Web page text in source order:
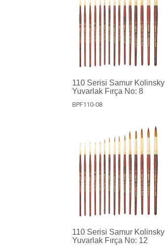
110 Serisi Samur Kolinsky
Yuvarlak Fırça No: 8
BPF110-08
110 Serisi Samur Kolinsky
Yuvarlak Fırça No: 12